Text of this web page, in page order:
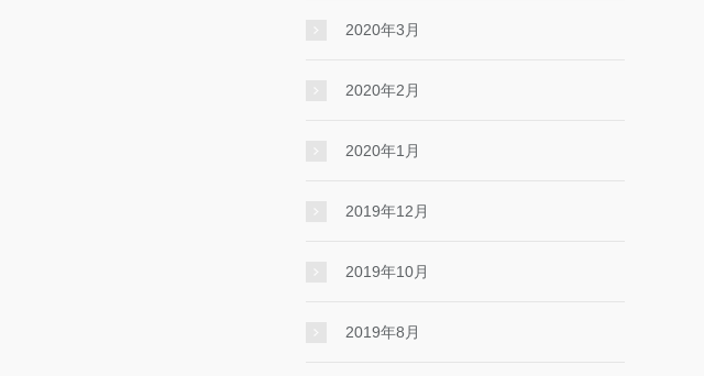
2020年3月
2020年2月
2020年1月
2019年12月
2019年10月
2019年8月